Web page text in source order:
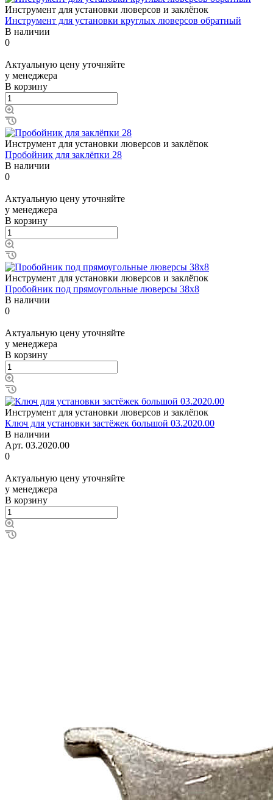
Инструмент для установки люверсов и заклёпок
Инструмент для установки круглых люверсов обратный
В наличии
0
Актуальную цену уточняйте
у менеджера
В корзину
Инструмент для установки люверсов и заклёпок
Пробойник для заклёпки 28
В наличии
0
Актуальную цену уточняйте
у менеджера
В корзину
Инструмент для установки люверсов и заклёпок
Пробойник под прямоугольные люверсы 38x8
В наличии
0
Актуальную цену уточняйте
у менеджера
В корзину
Инструмент для установки люверсов и заклёпок
Ключ для установки застёжек большой 03.2020.00
В наличии
Арт. 03.2020.00
0
Актуальную цену уточняйте
у менеджера
В корзину